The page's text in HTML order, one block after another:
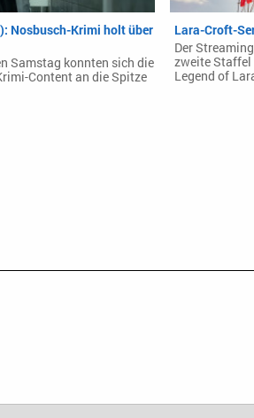
Nosbusch-Krimi holt über
Samstag konnten sich die
Content an die Spitze
Lara-Croft-
Der
zweite Staffel
Legend of